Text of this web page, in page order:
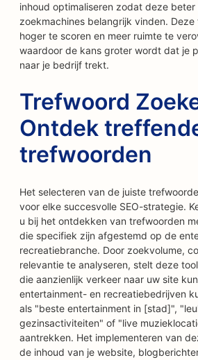
inhoud optimaliseren zodat deze
zoekmachines belangrijk vinden. Deze
hoger te scoren en meer ruimte te
waardoor de kans groter wordt dat je
naar je bedrijf trekt.
Trefwoord
Ontdek
trefwoorden
Het selecteren van de juiste
voor elke succesvolle SEO-strategie.
u bij het ontdekken van trefwoorden
die specifiek zijn afgestemd op de
recreatiebranche. Door zoekvolume,
relevantie te analyseren, stelt deze
die aanzienlijk verkeer naar uw site
entertainment- en recreatiebedrijven
als "beste entertainment in [stad]",
gezinsactiviteiten" of "live
aantrekken. Het implementeren van
de inhoud van je website,